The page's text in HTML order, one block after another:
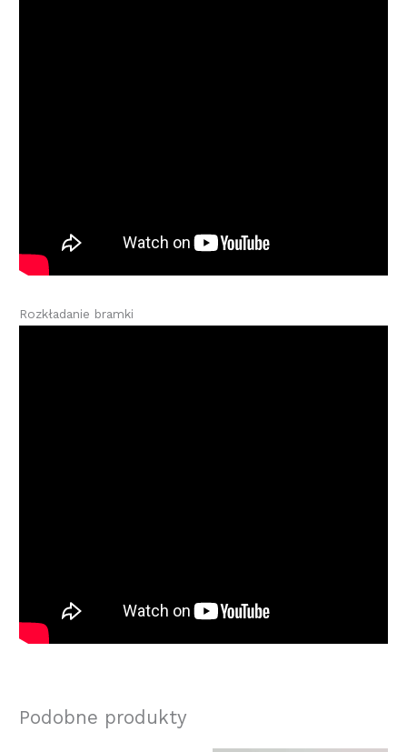
Rozkładanie bramki
Podobne produkty